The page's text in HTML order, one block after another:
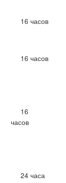
16 часов
16 часов
16
часов
24 часа